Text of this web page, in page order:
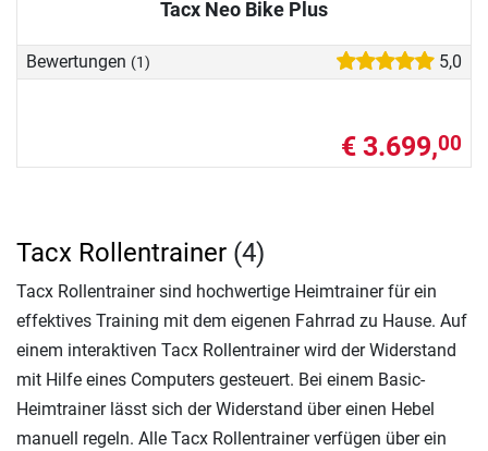
Tacx Neo Bike Plus
Bewertungen (1) 5,0
€ 3.699,00
Tacx Rollentrainer (4)
Tacx Rollentrainer sind hochwertige Heimtrainer für ein
effektives Training mit dem eigenen Fahrrad zu Hause. Auf
einem interaktiven Tacx Rollentrainer wird der Widerstand
mit Hilfe eines Computers gesteuert. Bei einem Basic-
Heimtrainer lässt sich der Widerstand über einen Hebel
manuell regeln. Alle Tacx Rollentrainer verfügen über ein